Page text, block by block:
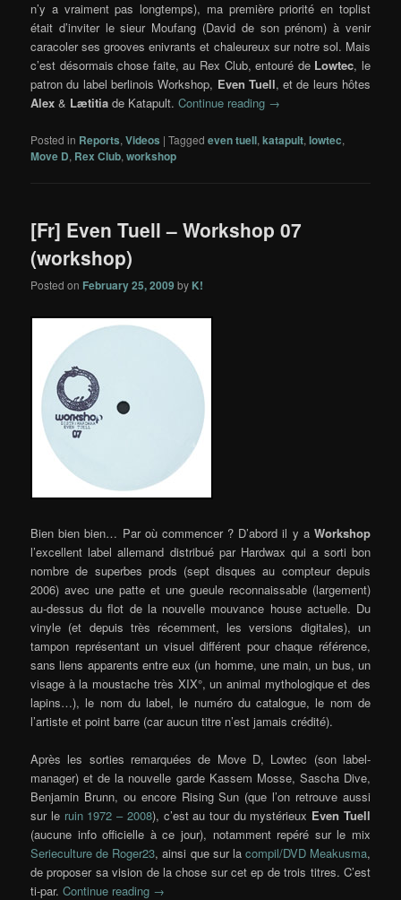
n’y a vraiment pas longtemps), ma première priorité en toplist
était d’inviter le sieur Moufang (David de son prénom) à venir
caracoler ses grooves enivrants et chaleureux sur notre sol. Mais
c’est désormais chose faite, au Rex Club, entouré de Lowtec, le
patron du label berlinois Workshop, Even Tuell, et de leurs hôtes
Alex& Lætitia de Katapult.Continue reading →
Posted in Reports,Videos |Tagged even tuell,katapult,lowtec,
Move D, Rex Club,workshop
[Fr] Even Tuell – Workshop 07
(workshop)
Posted on February 25, 2009 by K!
Bien bien bien… Par où commencer ? D’abord il y a Workshop
l’excellent label allemand distribué par Hardwax qui a sorti bon
nombre de superbes prods (sept disques au compteur depuis
2006) avec une patte et une gueule reconnaissable (largement)
au-dessus du flot de la nouvelle mouvance house actuelle. Du
vinyle (et depuis très récemment, les versions digitales), un
tampon représentant un visuel différent pour chaque référence,
sans liens apparents entre eux (un homme, une main, un bus, un
visage à la moustache très XIX°, un animal mythologique et des
lapins…), le nom du label, le numéro du catalogue, le nom de
l’artiste et point barre (car aucun titre n’est jamais crédité).
Après les sorties remarquées de Move D, Lowtec (son label-
manager) et de la nouvelle garde Kassem Mosse, Sascha Dive,
Benjamin Brunn, ou encore Rising Sun (que l’on retrouve aussi
sur le ruin 1972 – 2008), c’est au tour du mystérieux Even Tuell
(aucune info officielle à ce jour), notamment repéré sur le mix
Serieculture de Roger23, ainsi que sur la compil/DVD Meakusma,
de proposer sa vision de la chose sur cet ep de trois titres. C’est
ti-par.Continue reading →